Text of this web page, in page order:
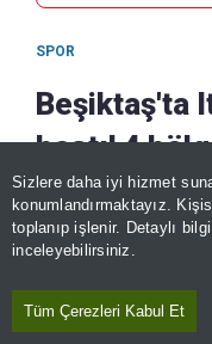
Sizlere daha iyi hizmet
konumlandırmaktayız.
toplanıp işlenir. Detaylı
inceleyebilirsiniz.
Tüm Çerezleri Kabul Et
SPOR
Beşiktaş'ta
bastı! 4
10 Ağustos, 2026 - 11:24
Paylaş